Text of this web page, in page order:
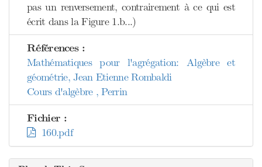
pas un renversement, contrairement à ce qui est
écrit dans la Figure 1.b...)
Références :
Mathématiques pour l'agrégation: Algèbre et
géométrie, Jean Etienne Rombaldi
Cours d'algèbre , Perrin
Fichier :
160.pdf